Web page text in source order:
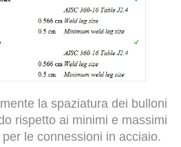
la spaziatura dei bulloni
rispetto ai minimi e massimi
le connessioni in acciaio.